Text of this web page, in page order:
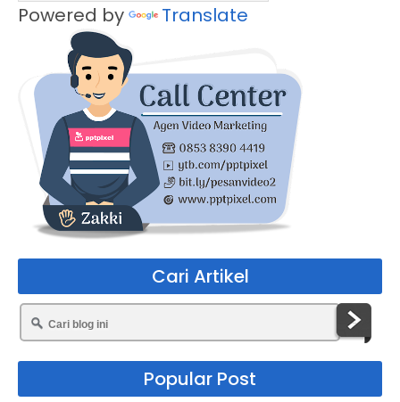
Powered by Translate
Cari Artikel
Popular Post